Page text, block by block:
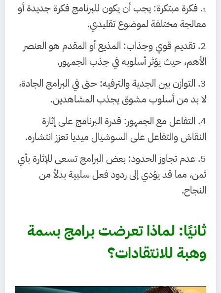
1. فكرة مبتكرة: يجب أن يكون للبرنامج فكرة جديدة أو
معالجة مختلفة لموضوع تقليدي.
2. تقديم قوي وجذاب: المذيع أو المقدم هو العنصر
الأهم، حيث يؤثر أسلوبه في جذب الجمهور.
3. التوازن بين الجدية والترفيه: حتى في البرامج الجادة،
لا بد من أسلوب مشوق يجذب المشاهدين.
4. التفاعل مع الجمهور: قدرة البرنامج على إثارة
النقاش والتفاعل على السوشيال ميديا تعزز انتشاره.
5. عدم تجاوز الحدود: بعض البرامج تسعى للإثارة بأي
ثمن، مما قد يؤدي إلى ردود فعل سلبية بدلاً من
النجاح.
ثانيًا: لماذا تعرضت برامج بسمة
وهبة للانتقادات؟